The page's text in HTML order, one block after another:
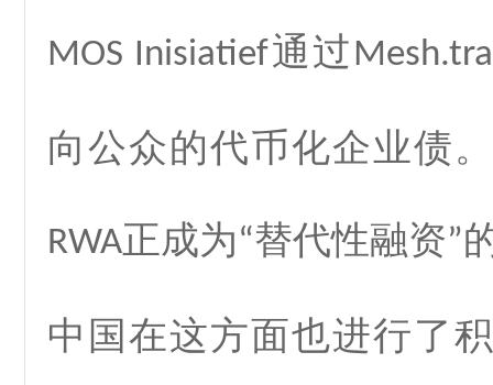
MOS Inisiatief通过
向公众的代币化企业债
RWA正成为“替代性融资”
中国在这方面也进行了